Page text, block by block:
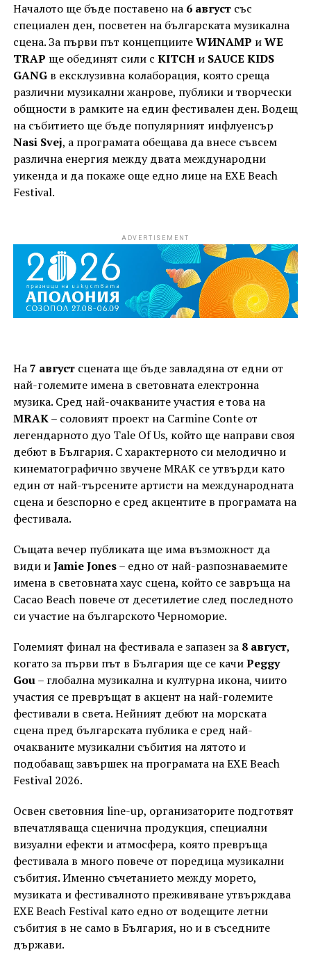
Началото ще бъде поставено на 6 августсъс
специален ден, посветен на българската музикална
сцена. За първи път концепциитеWИNAMP иWE
TRAP ще обединят сили с KITCHи SAUCE KIDS
GANGв ексклузивна колаборация, която среща
различни музикални жанрове, публики и творчески
общности в рамките на един фестивален ден. Водещ
на събитието ще бъде популярният инфлуенсър
Nasi Svej, а програмата обещава да внесе съвсем
различна енергия между двата международни
уикенда и да покаже още едно лице на EXE Beach
Festival.
ADVERTISEMENT
На7 августсцената ще бъде завладяна от едни от
най-големите имена в световната електронна
музика. Сред най-очакваните участия е това на
MRAK– соловият проект на Carmine Conte от
легендарното дуо Tale Of Us, който ще направи своя
дебют в България. С характерното си мелодично и
кинематографично звучене MRAK се утвърди като
един от най-търсените артисти на международната
сцена и безспорно е сред акцентите в програмата на
фестивала.
Същата вечер публиката ще има възможност да
види иJamie Jones– едно от най-разпознаваемите
имена в световната хаус сцена, който се завръща на
Cacao Beach повече от десетилетие след последното
си участие на българското Черноморие.
Големият финал на фестивала е запазен за 8 август,
когато за първи път в България ще се качиPeggy
Gou– глобална музикална и културна икона, чиито
участия се превръщат в акцент на най-големите
фестивали в света. Нейният дебют на морската
сцена пред българската публика е сред най-
очакваните музикални събития на лятото и
подобаващ завършек на програмата на EXE Beach
Festival 2026.
Освен световния line-up, организаторите подготвят
впечатляваща сценична продукция, специални
визуални ефекти и атмосфера, която превръща
фестивала в много повече от поредица музикални
събития. Именно съчетанието между морето,
музиката и фестивалното преживяване утвърждава
EXE Beach Festival като едно от водещите летни
събития в не само в България, но и в съседните
държави.